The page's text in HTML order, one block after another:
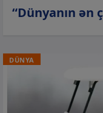
“Dünyanın ən
DÜNYA